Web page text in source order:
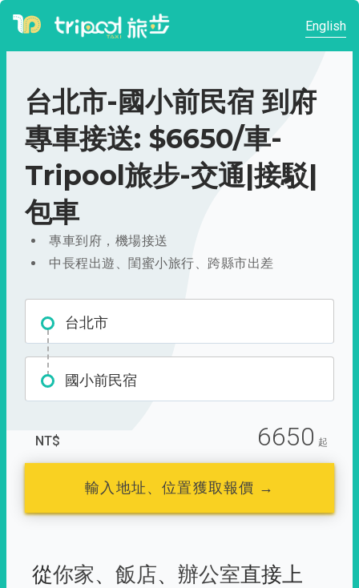
English
台北市-國小前民宿 到府
專車接送: $6650/車-
Tripool旅步-交通|接駁|
包車
專車到府，機場接送
中長程出遊、閨蜜小旅行、跨縣市出差
台北市
國小前民宿
NT$ 6650 起
輸入地址、位置獲取報價 →
從你家、 飯店、 辦公室直接上